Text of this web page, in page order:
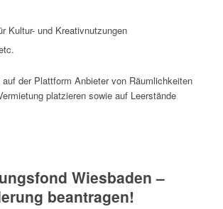
Kultur- und Kreativnutzungen
der Plattform Anbieter von Räumlichkeiten
platzieren sowie auf Leerstände
Wiesbaden –
beantragen!